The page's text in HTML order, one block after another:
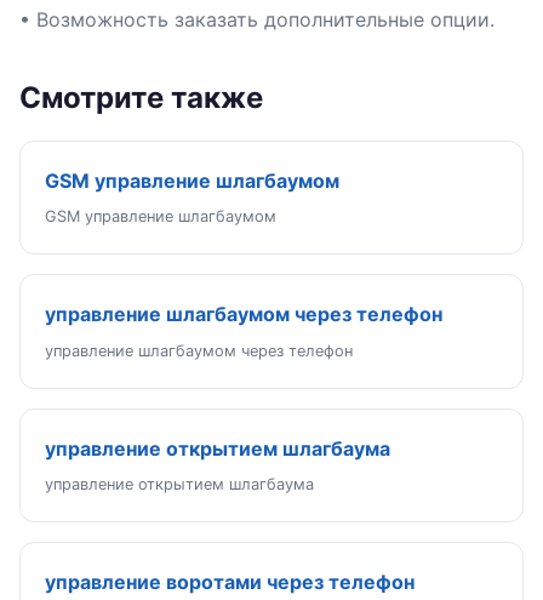
• Возможность заказать дополнительные опции.
Смотрите также
GSM управление шлагбаумом
GSM управление шлагбаумом
управление шлагбаумом через телефон
управление шлагбаумом через телефон
управление открытием шлагбаума
управление открытием шлагбаума
управление воротами через телефон